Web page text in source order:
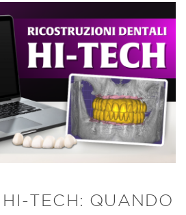
TECH: QUANDO